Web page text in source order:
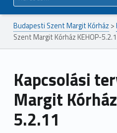
Budapesti Szent Margit Kórház >
Szent Margit Kórház KEHOP-
Kapcsolási
Margit
5.2.11